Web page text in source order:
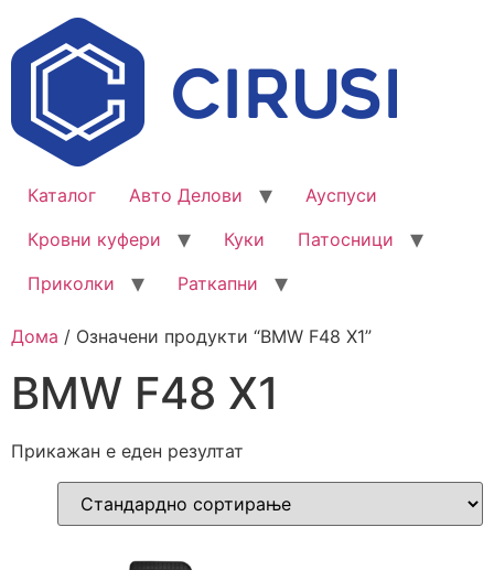
Каталог Авто Делови
Ауспуси
Кровни куфери
Куки
Патосници
Приколки
Раткапни
Дома / Означени продукти “BMW F48 X1”
BMW F48 X1
Прикажан е еден резултат